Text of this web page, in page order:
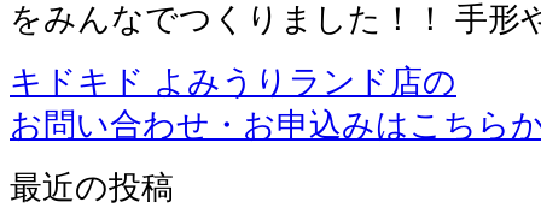
をみんなでつくりました！！ 手形
キドキド よみうりランド店の
お問い合わせ・お申込みはこちら
最近の投稿